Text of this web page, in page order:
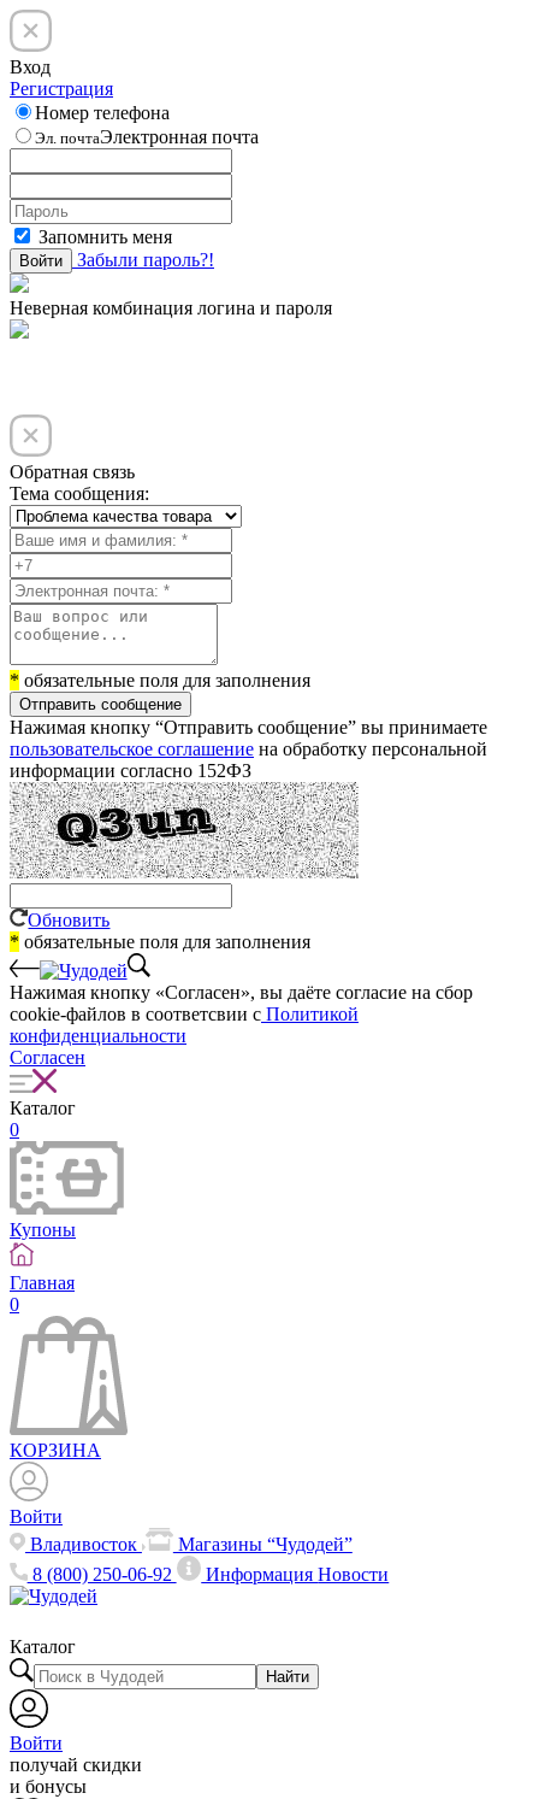
Вход
Регистрация
Номер телефона
Эл. почтаЭлектронная почта
Запомнить меня
Войти Забыли пароль?!
Неверная комбинация логина и пароля
Обратная связь
Тема сообщения:
* обязательные поля для заполнения
Отправить сообщение
Нажимая кнопку “Отправить сообщение” вы принимаете
пользовательское соглашение на обработку персональной
информации согласно 152ФЗ
Обновить
* обязательные поля для заполнения
Нажимая кнопку «Согласен», вы даёте cогласие на сбор
cookie-файлов в соответсвии с Политикой
конфиденциальности
Согласен
Каталог
0
Купоны
Главная
0
КОРЗИНА
Войти
Владивосток
Магазины “Чудодей”
8 (800) 250-06-92
ИнформацияНовости
Каталог
Найти
Войти
получай скидки
и бонусы